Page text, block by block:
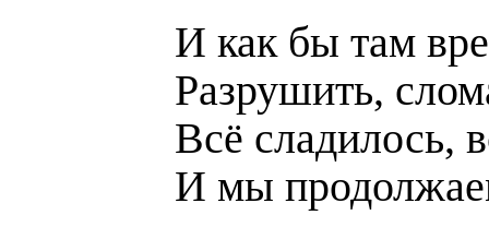
И как бы там
Разрушить,
Всё сладилось,
И мы